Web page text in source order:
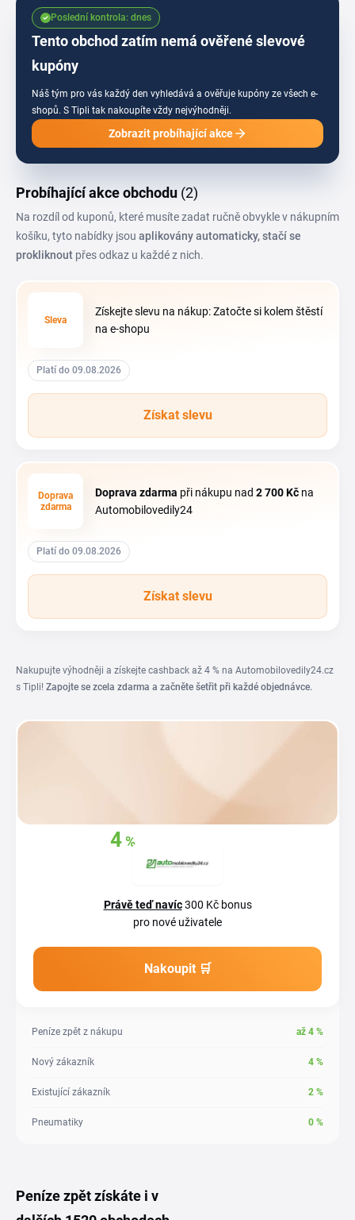
odemkneš ručně zadaným kódem. Sleduj stránku, ať ti neuteče žádná
výhodná nabídka na díly, které zrovna potřebuješ.
Tento obchod zatím nemá ověřené slevové
kupóny
Náš tým pro vás každý den vyhledává a ověřuje kupóny ze všech e-
shopů. S Tipli tak nakoupíte vždy nejvýhodněji.
Poslední kontrola: dnes
Zobrazit probíhající akce
Probíhající akce obchodu (2)
Na rozdíl od kuponů, které musíte zadat ručně obvykle v nákupním
košíku, tyto nabídky jsou aplikovány automaticky, stačí se
prokliknout přes odkaz u každé z nich.
Sleva
Získejte slevu na nákup: Zatočte si kolem štěstí
na e-shopu
Platí do 09.08.2026
Získat slevu
Doprava
zdarma
Doprava zdarma při nákupu nad 2700 Kč na
Automobilovedily24
Platí do 09.08.2026
Získat slevu
Nakupujte výhodněji a získejte cashback až 4 % na Automobilovedily24.cz
s Tipli! Zapojte se zcela zdarma a začněte šetřit při každé objednávce.
4%
Právě teď navíc300 Kč bonus
pro nové uživatele
Nakoupit 🛒
Peníze zpět z nákupu až 4 %
Nový zákazník 4 %
Existující zákazník 2 %
Pneumatiky 0 %
Peníze zpět získáte i v